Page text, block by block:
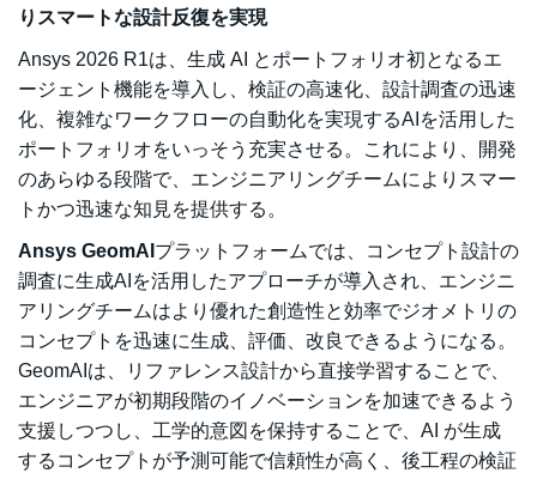
りスマートな設計反復を実現
Ansys 2026 R1は、生成 AI とポートフォリオ初となるエ
ージェント機能を導入し、検証の高速化、設計調査の迅速
化、複雑なワークフローの自動化を実現するAIを活用した
ポートフォリオをいっそう充実させる。これにより、開発
のあらゆる段階で、エンジニアリングチームによりスマー
トかつ迅速な知見を提供する。
Ansys GeomAI プラットフォームでは、コンセプト設計の
調査に生成AIを活用したアプローチが導入され、エンジニ
アリングチームはより優れた創造性と効率でジオメトリの
コンセプトを迅速に生成、評価、改良できるようになる。
GeomAIは、リファレンス設計から直接学習することで、
エンジニアが初期段階のイノベーションを加速できるよう
支援しつつし、工学的意図を保持することで、AI が生成
するコンセプトが予測可能で信頼性が高く、後工程の検証